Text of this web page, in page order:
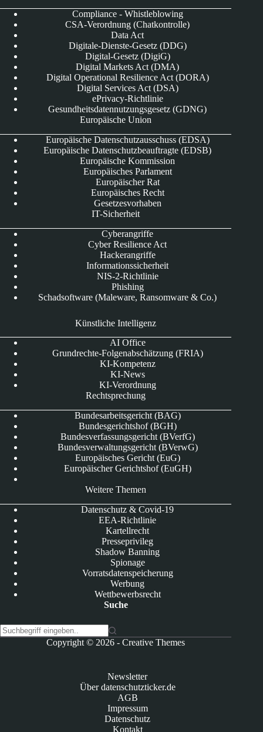
Compliance - Whistleblowing
CSA-Verordnung (Chatkontrolle)
Data Act
Digitale-Dienste-Gesetz (DDG)
Digital-Gesetz (DigiG)
Digital Markets Act (DMA)
Digital Operational Resilience Act (DORA)
Digital Services Act (DSA)
ePrivacy-Richtlinie
Gesundheitsdatennutzungsgesetz (GDNG)
Europäische Union
Europäische Datenschutzausschuss (EDSA)
Europäische Datenschutzbeauftragte (EDSB)
Europäische Kommission
Europäisches Parlament
Europäischer Rat
Europäisches Recht
Gesetzesvorhaben
IT-Sicherheit
Cyberangriffe
Cyber Resilience Act
Hackerangriffe
Informationssicherheit
NIS-2-Richtlinie
Phishing
Schadsoftware (Maleware, Ransomware & Co.)
Künstliche Intelligenz
AI Office
Grundrechte-Folgenabschätzung (FRIA)
KI-Kompetenz
KI-News
KI-Verordnung
Rechtsprechung
Bundesarbeitsgericht (BAG)
Bundesgerichtshof (BGH)
Bundesverfassungsgericht (BVerfG)
Bundesverwaltungsgericht (BVerwG)
Europäisches Gericht (EuG)
Europäischer Gerichtshof (EuGH)
Weitere Themen
Datenschutz & Covid-19
EEA-Richtlinie
Kartellrecht
Presseprivileg
Shadow Banning
Spionage
Vorratsdatenspeicherung
Werbung
Wettbewerbsrecht
Suche
Copyright © 2026 -Creative Themes
Newsletter
Über datenschutzticker.de
AGB
Impressum
Datenschutz
Kontakt